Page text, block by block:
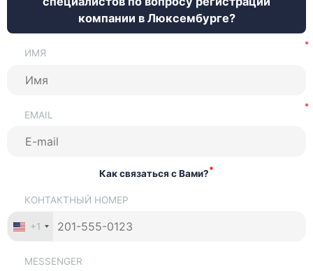
компании в Люксембурге?
ИМЯ
EMAIL
Как связаться с Вами?*
КОНТАКТНЫЙ НОМЕР
+1
MESSENGER